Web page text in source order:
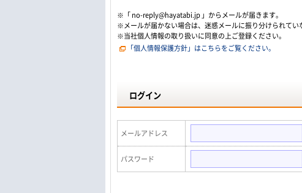
※「 no-reply@hayatabi.jp 」からメールが届きます。
※メールが届かない場合は、迷惑メールに振り分けられてい
※当社個人情報の取り扱いに同意の上ご登録ください。
「個人情報保護方針」はこちらをご覧ください。
ログイン
メールアドレス
パスワード